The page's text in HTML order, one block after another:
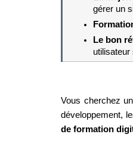
gérer un
Le bon
utilisateur
Vous cherchez
développement,
de formation